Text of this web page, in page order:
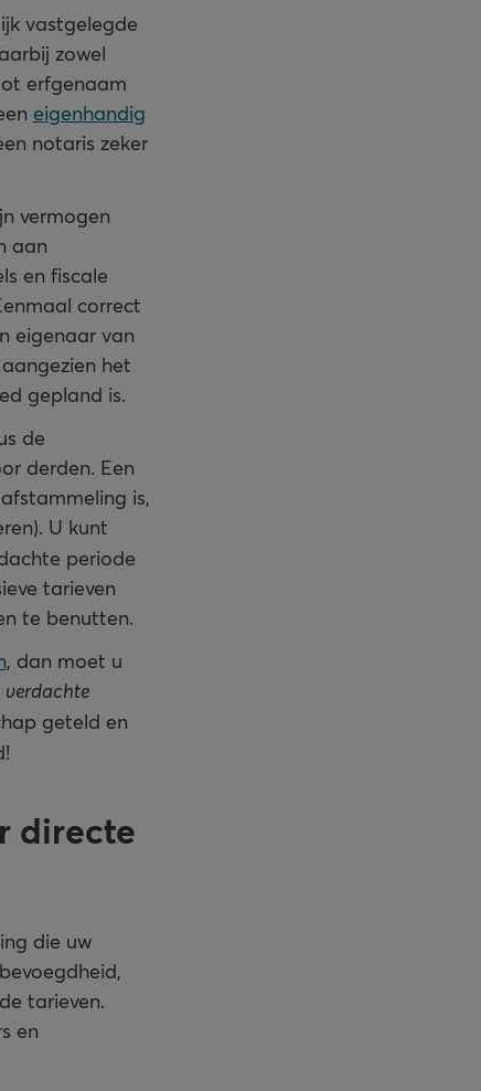
vastgelegde
zowel
erfgenaam
eigenhandig
notaris zeker
vermogen
aan
en fiscale
correct
eigenaar van
het
gepland is.
de
derden. Een
is,
U kunt
periode
tarieven
te benutten.
, dan moet u
verdachte
geteld en
directe
die uw
tarieven.
en